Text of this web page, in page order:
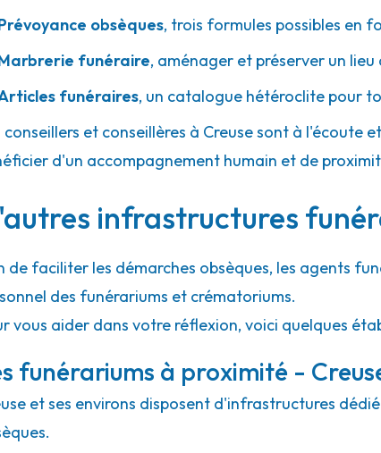
obsèques, trois formules possibles en
funéraire, aménager et préserver un
funéraires, un catalogue hétéroclite pour
conseillers et conseillères à Creuse sont à l'écoute
d'un accompagnement humain et de
infrastructures
de faciliter les démarches obsèques, les agents
des funérariums et crématoriums.
vous aider dans votre réflexion, voici quelques
funérariums à proximité -
et ses environs disposent d'infrastructures